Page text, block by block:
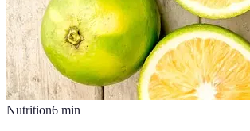
Nutrition6 min